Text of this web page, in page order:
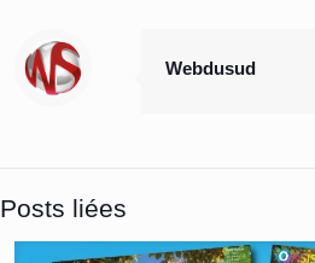
Webdusud
Posts liées